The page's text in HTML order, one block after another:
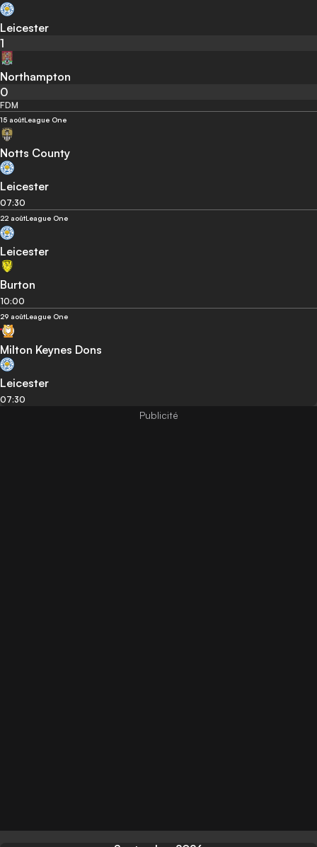
Leicester
1
Northampton
0
FDM
15 aoûtLeague One
Notts County
Leicester
07:30
22 aoûtLeague One
Leicester
Burton
10:00
29 aoûtLeague One
Milton Keynes Dons
Leicester
07:30